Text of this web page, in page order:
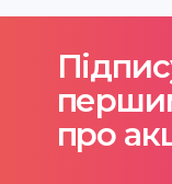
про